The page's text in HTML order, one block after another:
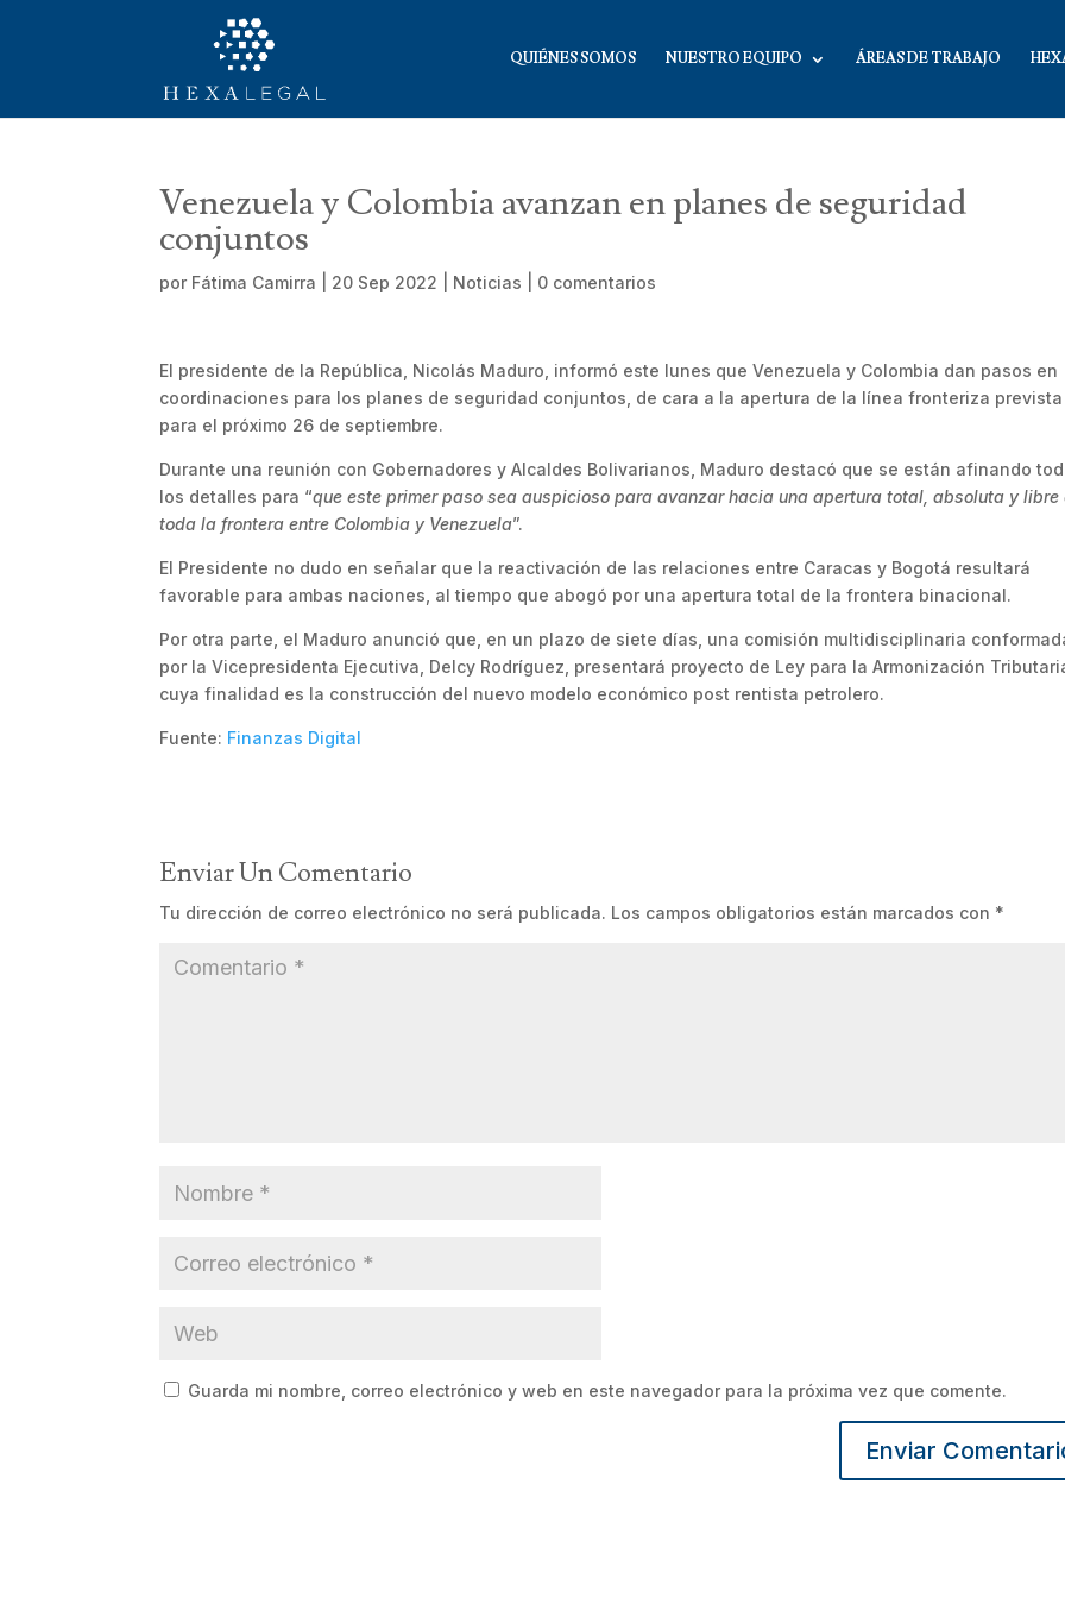
QUIÉNES SOMOS NUESTRO EQUIPO ÁREAS DE TRABAJO
Venezuela y Colombia avanzan en planes de seguridad
conjuntos
por Fátima Camirra 20 Sep 2022 Noticias 0 comentarios
El presidente de la República, Nicolás Maduro, informó este lunes que Venezuela y Colombia dan pasos en
coordinaciones para los planes de seguridad conjuntos, de cara a la apertura de la línea fronteriza prevista
para el próximo 26 de septiembre.
Durante una reunión con Gobernadores y Alcaldes Bolivarianos, Maduro destacó que se están afinando
los detalles para “que este primer paso sea auspicioso para avanzar hacia una apertura total, absoluta y libre
toda la frontera entre Colombia y Venezuela”.
El Presidente no dudo en señalar que la reactivación de las relaciones entre Caracas y Bogotá resultará
favorable para ambas naciones, al tiempo que abogó por una apertura total de la frontera binacional.
Por otra parte, el Maduro anunció que, en un plazo de siete días, una comisión multidisciplinaria
por la Vicepresidenta Ejecutiva, Delcy Rodríguez, presentará proyecto de Ley para la Armonización
cuya finalidad es la construcción del nuevo modelo económico post rentista petrolero.
Fuente: Finanzas Digital
Enviar Un Comentario
Tu dirección de correo electrónico no será publicada. Los campos obligatorios están marcados con *
Guarda mi nombre, correo electrónico y web en este navegador para la próxima vez que comente.